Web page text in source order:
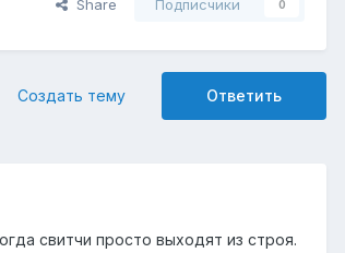
Share Подписчики 0
Ответить
Создать тему
свитчи просто выходят из строя.